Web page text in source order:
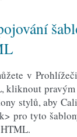
v
kliknout
stylů, aby
pro tyto